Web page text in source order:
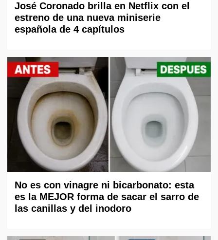
José Coronado brilla en Netflix con el
estreno de una nueva miniserie
española de 4 capítulos
No es con vinagre ni bicarbonato: esta
es la MEJOR forma de sacar el sarro de
las canillas y del inodoro